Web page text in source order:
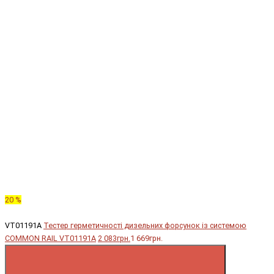
20 %
VT01191A Тестер герметичності дизельних форсунок із системою
COMMON RAIL VT01191A 2 083грн.1 669грн.